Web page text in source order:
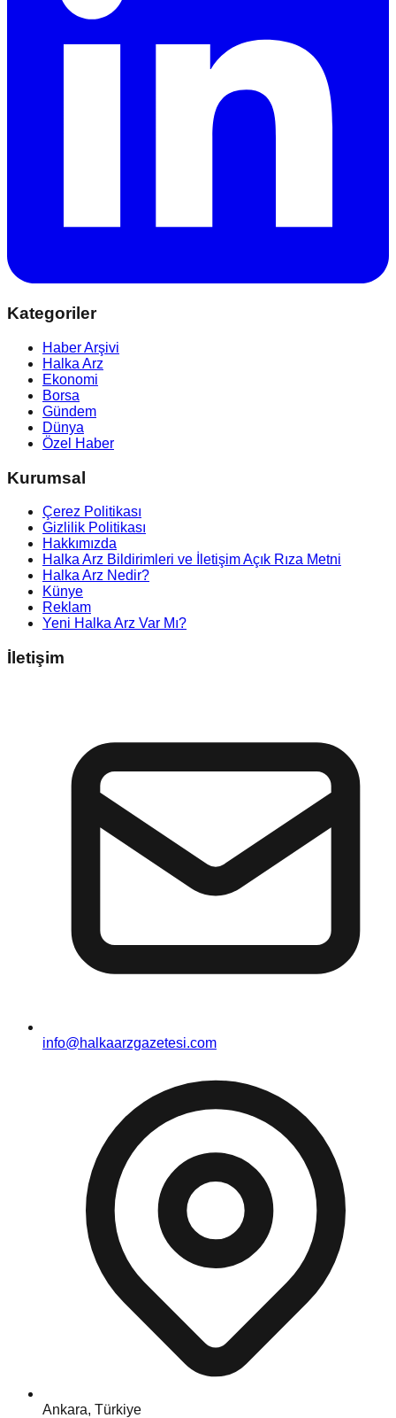
Kategoriler
Haber Arşivi
Halka Arz
Ekonomi
Borsa
Gündem
Dünya
Özel Haber
Kurumsal
Çerez Politikası
Gizlilik Politikası
Hakkımızda
Halka Arz Bildirimleri ve İletişim Açık Rıza Metni
Halka Arz Nedir?
Künye
Reklam
Yeni Halka Arz Var Mı?
İletişim
info@halkaarzgazetesi.com
Ankara, Türkiye